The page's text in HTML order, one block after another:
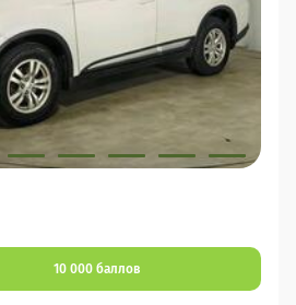
10 000 баллов